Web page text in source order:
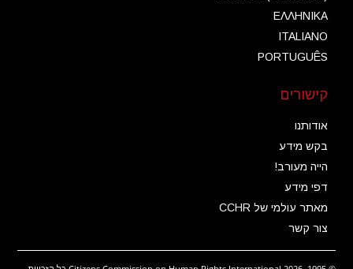
ΕΛΛΗΝΙΚA
ITALIANO
PORTUGUÊS
קישורים
אודותנו
בקש מידע
הייה מעורב!
דפי מידע
מאתר עולמי של CCHR
צור קשר